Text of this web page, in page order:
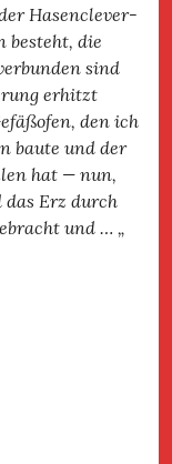
Hasenclever-
besteht, die
sind
erhitzt
den ich
baute und der
hat — nun,
Erz durch
und … „